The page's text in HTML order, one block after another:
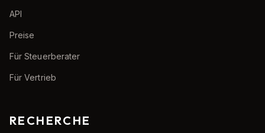
API
Preise
Für Steuerberater
Für Vertrieb
RECHERCHE